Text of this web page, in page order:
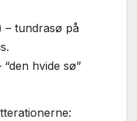
– tundrasø på
“den hvide sø”